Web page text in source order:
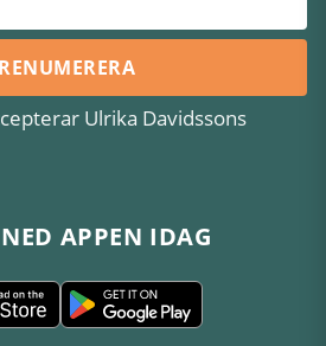
Ulrika Davidssons
APPEN IDAG